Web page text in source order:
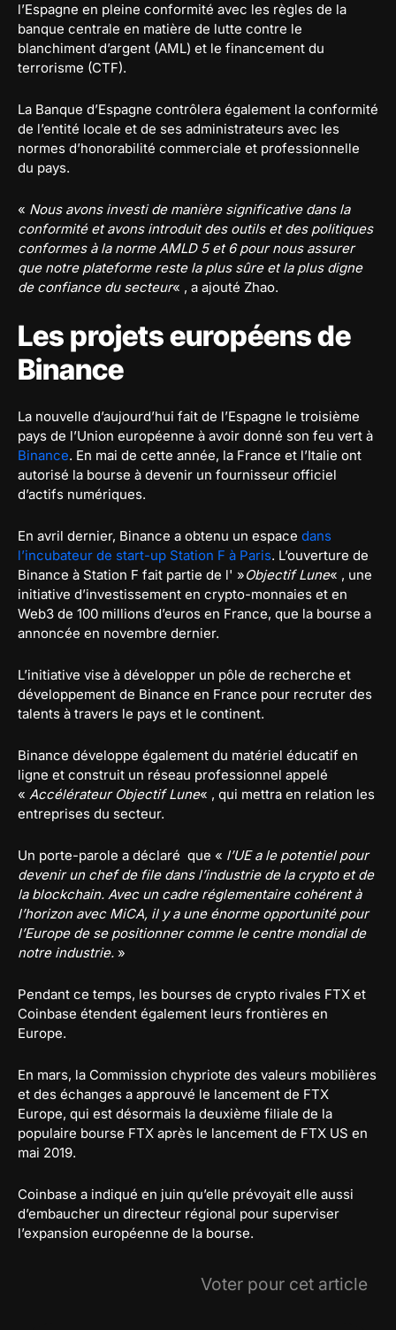
l’Espagne en pleine conformité avec les règles de la
banque centrale en matière de lutte contre le
blanchiment d’argent (AML) et le financement du
terrorisme (CTF).
La Banque d’Espagne contrôlera également la conformité
de l’entité locale et de ses administrateurs avec les
normes d’honorabilité commerciale et professionnelle
du pays.
« Nous avons investi de manière significative dans la
conformité et avons introduit des outils et des politiques
conformes à la norme AMLD 5 et 6 pour nous assurer
que notre plateforme reste la plus sûre et la plus digne
de confiance du secteur« , a ajouté Zhao.
Les projets européens de
Binance
La nouvelle d’aujourd’hui fait de l’Espagne le troisième
pays de l’Union européenne à avoir donné son feu vert à
Binance. En mai de cette année, la France et l’Italie ont
autorisé la bourse à devenir un fournisseur officiel
d’actifs numériques.
En avril dernier, Binance a obtenu un espace dans
l’incubateur de start-up Station F à Paris. L’ouverture de
Binance à Station F fait partie de l' »Objectif Lune« , une
initiative d’investissement en crypto-monnaies et en
Web3 de 100 millions d’euros en France, que la bourse a
annoncée en novembre dernier.
L’initiative vise à développer un pôle de recherche et
développement de Binance en France pour recruter des
talents à travers le pays et le continent.
Binance développe également du matériel éducatif en
ligne et construit un réseau professionnel appelé
« Accélérateur Objectif Lune« , qui mettra en relation les
entreprises du secteur.
Un porte-parole a déclaré que « l’UE a le potentiel pour
devenir un chef de file dans l’industrie de la crypto et de
la blockchain. Avec un cadre réglementaire cohérent à
l’horizon avec MiCA, il y a une énorme opportunité pour
l’Europe de se positionner comme le centre mondial de
notre industrie. »
Pendant ce temps, les bourses de crypto rivales FTX et
Coinbase étendent également leurs frontières en
Europe.
En mars, la Commission chypriote des valeurs mobilières
et des échanges a approuvé le lancement de FTX
Europe, qui est désormais la deuxième filiale de la
populaire bourse FTX après le lancement de FTX US en
mai 2019.
Coinbase a indiqué en juin qu’elle prévoyait elle aussi
d’embaucher un directeur régional pour superviser
l’expansion européenne de la bourse.
Voter pour cet article